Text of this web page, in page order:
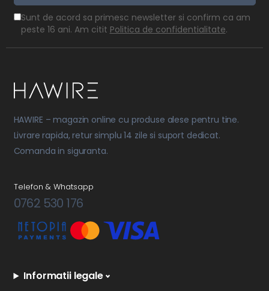
Sunt de acord sa primesc newsletter si confirm ca am
peste 16 ani. Am citit Politica de confidentialitate.
HAWIRE – magazin online cu produse alese pentru tine.
Livrare rapida, retur simplu 14 zile si suport dedicat.
Comanda in siguranta.
Telefon & Whatsapp
0762 530 176
Informatii legale